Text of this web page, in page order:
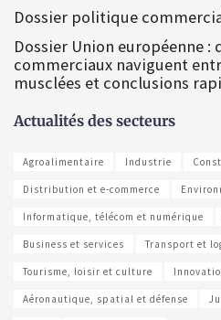
Dossier politique
Dossier Union européenne :
commerciaux naviguent
musclées et conclusions
Actualités des secteurs
Agroalimentaire Industrie
Distribution et e-commerce
Informatique, télécom et numérique
Business et services Transport et
Tourisme, loisir et culture
Aéronautique, spatial et défense